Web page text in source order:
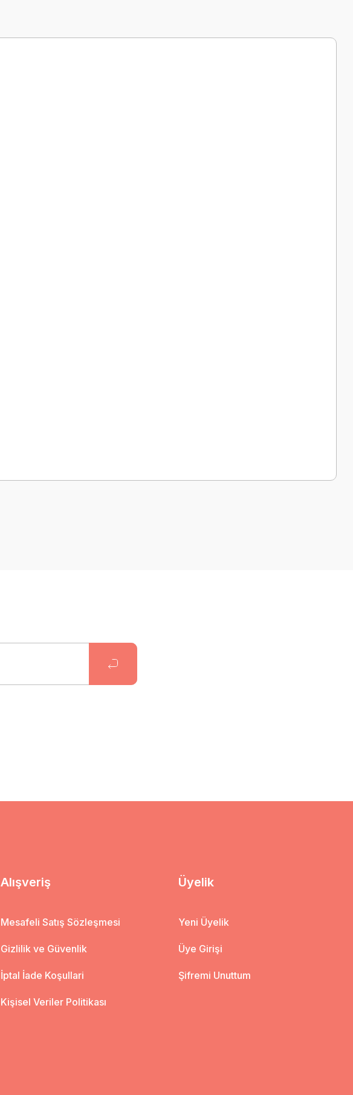
Alışveriş
Mesafeli Satış Sözleşmesi
Gizlilik ve Güvenlik
İptal İade Koşullari
Kişisel Veriler Politikası
Üyelik
Yeni Üyelik
Üye Girişi
Şifremi Unuttum